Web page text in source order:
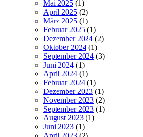
Mai 2025 (1)
April 2025 (2)
März 2025 (1)
Februar 2025 (1)
Dezember 2024 (2)
Oktober 2024 (1)
September 2024 (3)
Juni 2024 (1)
April 2024 (1)
Februar 2024 (1)
Dezember 2023 (1)
November 2023 (2)
September 2023 (1)
August 2023 (1)
Juni 2023 (1)